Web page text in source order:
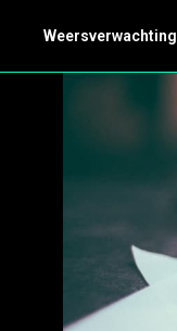
Weersverwachting